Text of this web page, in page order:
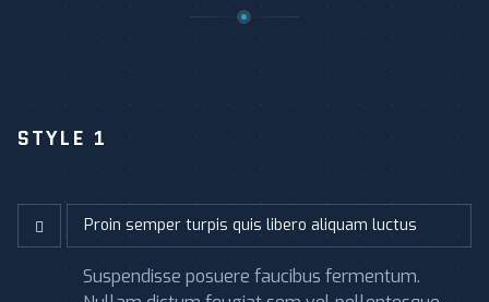
STYLE 1
Proin semper turpis quis libero aliquam luctus
Suspendisse posuere faucibus fermentum.